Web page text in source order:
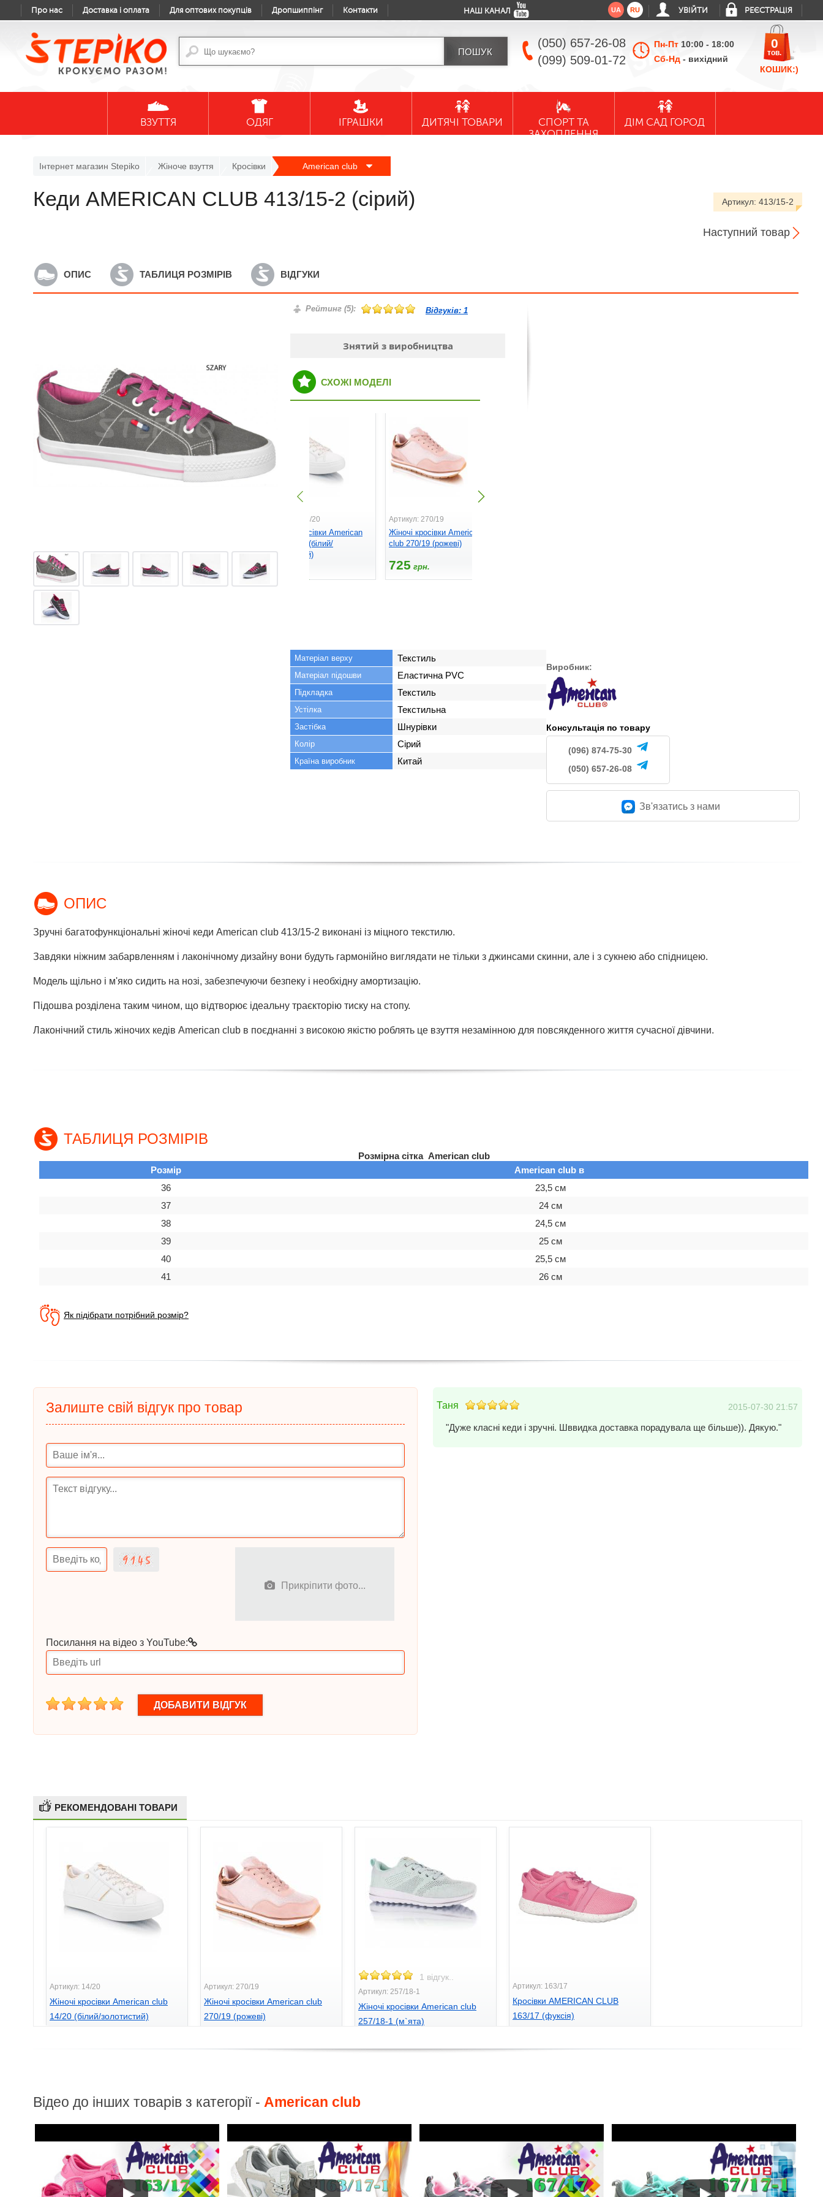
Про нас Доставка і оплата Для оптових покупців Дропшиппінг Контакти НАШ КАНАЛ UA RU УВІЙТИ РЕЄСТРАЦІЯ
(050) 657-26-08
(099) 509-01-72
Пн-Пт 10:00 - 18:00
Сб-Нд - вихідний
КОШИК:)
0
тов.
ВЗУТТЯ ОДЯГ ІГРАШКИ ДИТЯЧІ ТОВАРИ
СПОРТ ТА
ЗАХОПЛЕННЯ
ДІМ САД ГОРОД
Інтернет магазин Stepiko Жіноче взуття Кросівки American club
Кеди AMERICAN CLUB 413/15-2 (сірий) Артикул: 413/15-2
Наступний товар
ОПИС ТАБЛИЦЯ РОЗМІРІВ ВІДГУКИ
Рейтинг (5): Відгуків: 1
Знятий з виробництва
СХОЖІ МОДЕЛІ
557
Артикул: 14/20
Жіночі кросівки American
club 14/20 (білий/
золотистий)
грн.
Артикул: 270/19
Жіночі кросівки American
club 270/19 (рожеві)
725 грн.
Матеріал верху Текстиль
Матеріал підошви Еластична PVC
Підкладка Текстиль
Устілка Текстильна
Застібка Шнурівки
Колір Сірий
Країна виробник Китай
Виробник:
Консультація по товару
(096) 874-75-30
(050) 657-26-08
Зв'язатись з нами
ОПИС
Зручні багатофункціональні жіночі кеди American club 413/15-2 виконані із міцного текстилю.
Завдяки ніжним забарвленням і лаконічному дизайну вони будуть гармонійно виглядати не тільки з джинсами скинни, але і з сукнею або спідницею.
Модель щільно і м'яко сидить на нозі, забезпечуючи безпеку і необхідну амортизацію.
Підошва розділена таким чином, що відтворює ідеальну траєкторію тиску на стопу.
Лаконічний стиль жіночих кедів American club в поєднанні з високою якістю роблять це взуття незамінною для повсякденного життя сучасної дівчини.
ТАБЛИЦЯ РОЗМІРІВ
Розмірна сітка American club
Розмір
American club в
36
23,5 см
37
24 см
38
24,5 см
39
25 см
40
25,5 см
41
26 см
Як підібрати потрібний розмір?
Залиште свій відгук про товар
Прикріпити фото...
Посилання на відео з YouTube:
1 2 3 4 5
Таня 2015-07-30 21:57
"Дуже класні кеди і зручні. Шввидка доставка порадувала ще більше)). Дякую."
РЕКОМЕНДОВАНІ ТОВАРИ
Артикул: 14/20
Жіночі кросівки American club
14/20 (білий/золотистий)
Артикул: 270/19
Жіночі кросівки American club
270/19 (рожеві)
1 відгук..
Артикул: 257/18-1
Жіночі кросівки American club
257/18-1 (м`ята)
705грн.
Артикул: 163/17
Кросівки AMERICAN CLUB
163/17 (фуксія)
Відео до інших товарів з категорії - American club